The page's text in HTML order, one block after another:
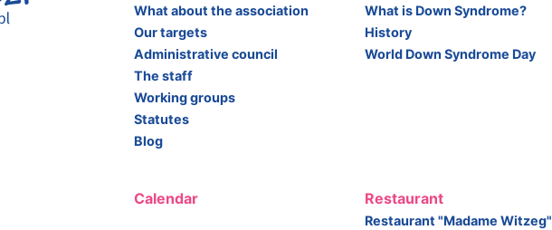
What about the association
Our targets
Administrative council
The staff
Working groups
Statutes
Blog
What is Down Syndrome?
History
World Down Syndrome Day
Calendar Restaurant
Restaurant "Madame Witzeg"